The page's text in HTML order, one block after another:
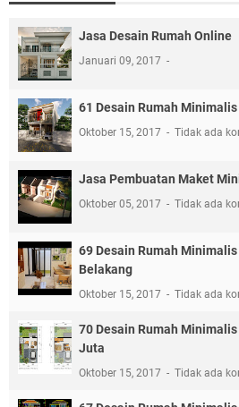
Jasa Desain Rumah Online
Januari 09, 2017
61 Desain Rumah
Oktober 15, 2017 Tidak ada
Jasa Pembuatan Maket
Oktober 05, 2017 Tidak ada
69 Desain Rumah
Belakang
Oktober 15, 2017 Tidak ada
70 Desain Rumah
Juta
Oktober 15, 2017 Tidak ada